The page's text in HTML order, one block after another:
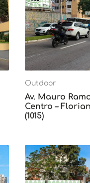
Outdoor
Av. Mauro
Centro –
(1015)